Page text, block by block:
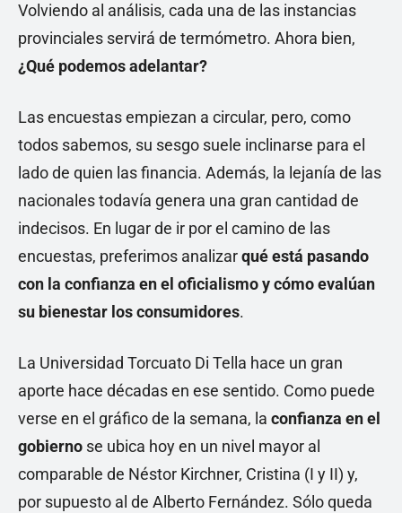
Volviendo al análisis, cada una de las instancias
provinciales servirá de termómetro. Ahora bien,
¿Qué podemos adelantar?
Las encuestas empiezan a circular, pero, como
todos sabemos, su sesgo suele inclinarse para el
lado de quien las financia. Además, la lejanía de las
nacionales todavía genera una gran cantidad de
indecisos. En lugar de ir por el camino de las
encuestas, preferimos analizarqué está pasando
con la confianza en el oficialismo y cómo evalúan
su bienestar los consumidores.
La Universidad Torcuato Di Tella hace un gran
aporte hace décadas en ese sentido. Como puede
verse en el gráfico de la semana, la confianza en el
gobierno se ubica hoy en un nivel mayor al
comparable de Néstor Kirchner, Cristina (I y II) y,
por supuesto al de Alberto Fernández. Sólo queda